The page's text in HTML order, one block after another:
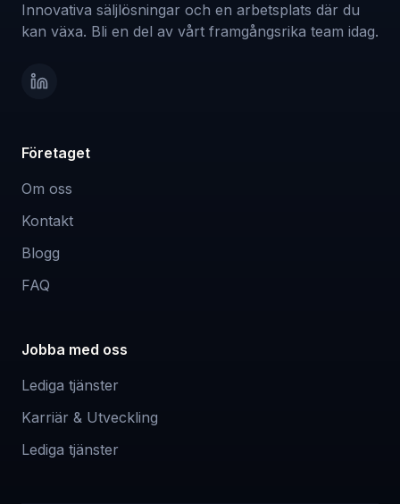
Innovativa säljlösningar och en arbetsplats där du
kan växa. Bli en del av vårt framgångsrika team idag.
Företaget
Om oss
Kontakt
Blogg
FAQ
Jobba med oss
Lediga tjänster
Karriär & Utveckling
Lediga tjänster